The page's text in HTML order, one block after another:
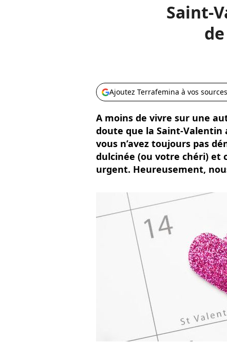
Saint-
Ajoutez Terrafemina à vos
A moins de vivre sur une
doute que la Saint-Valentin
vous n’avez toujours pas
dulcinée (ou votre chéri) et
urgent. Heureusement,